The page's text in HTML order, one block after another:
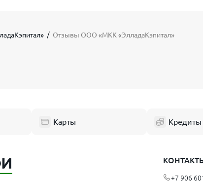
Отзывы ООО «МКК «ЭлладаКэпитал»
Карты Кредиты
+7 906